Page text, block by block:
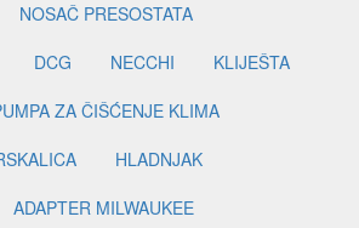
NOSAČ PRESOSTATA
DCG NECCHI
KLIJEŠTA
ZA ČIŠĆENJE KLIMA
HLADNJAK
ADAPTER MILWAUKEE